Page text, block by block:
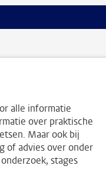
alle informatie
over praktische
Maar ook bij
of advies over onder
stages